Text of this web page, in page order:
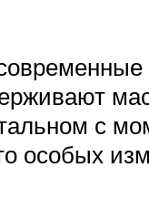
с
особых